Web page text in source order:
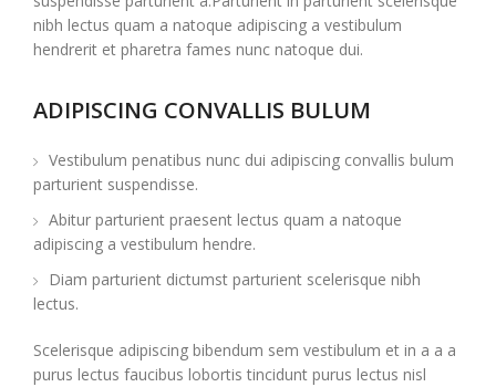
nibh lectus quam a natoque adipiscing a vestibulum
hendrerit et pharetra fames nunc natoque dui.
ADIPISCING CONVALLIS BULUM
Vestibulum penatibus nunc dui adipiscing convallis bulum
parturient suspendisse.
Abitur parturient praesent lectus quam a natoque
adipiscing a vestibulum hendre.
Diam parturient dictumst parturient scelerisque nibh
lectus.
Scelerisque adipiscing bibendum sem vestibulum et in a a a
purus lectus faucibus lobortis tincidunt purus lectus nisl